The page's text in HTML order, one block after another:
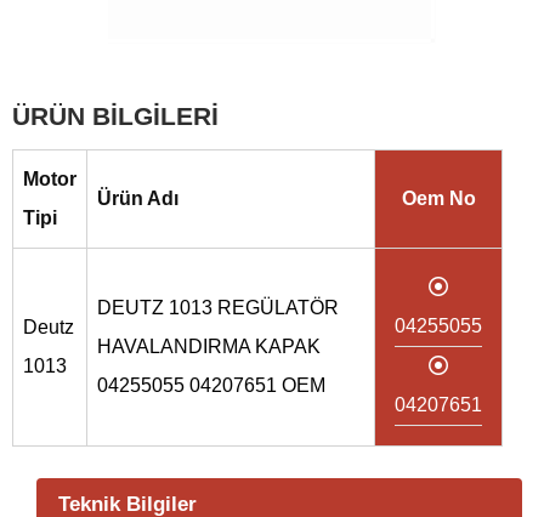
ÜRÜN BİLGİLERİ
Motor
Tipi
Ürün Adı Oem No
Deutz
1013
DEUTZ 1013 REGÜLATÖR
HAVALANDIRMA KAPAK
04255055 04207651 OEM
04255055
04207651
Teknik Bilgiler